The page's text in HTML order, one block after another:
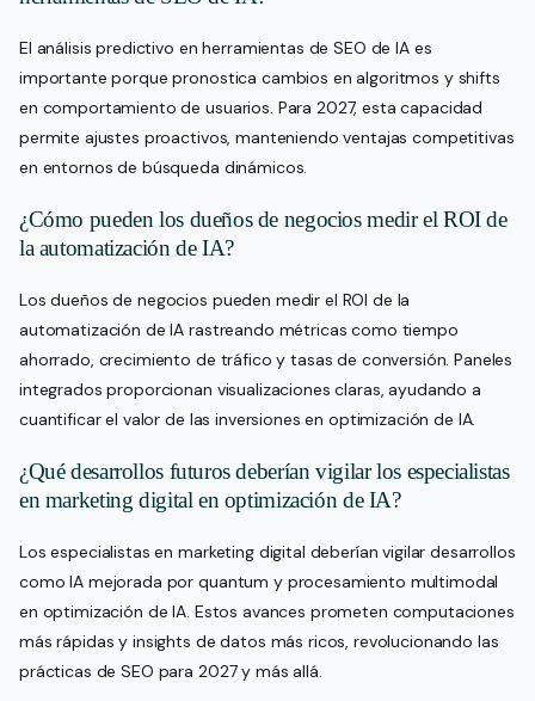
El análisis predictivo en herramientas de SEO de IA es
importante porque pronostica cambios en algoritmos y shifts
en comportamiento de usuarios. Para 2027, esta capacidad
permite ajustes proactivos, manteniendo ventajas competitivas
en entornos de búsqueda dinámicos.
¿Cómo pueden los dueños de negocios medir el ROI de
la automatización de IA?
Los dueños de negocios pueden medir el ROI de la
automatización de IA rastreando métricas como tiempo
ahorrado, crecimiento de tráfico y tasas de conversión. Paneles
integrados proporcionan visualizaciones claras, ayudando a
cuantificar el valor de las inversiones en optimización de IA.
¿Qué desarrollos futuros deberían vigilar los especialistas
en marketing digital en optimización de IA?
Los especialistas en marketing digital deberían vigilar desarrollos
como IA mejorada por quantum y procesamiento multimodal
en optimización de IA. Estos avances prometen computaciones
más rápidas y insights de datos más ricos, revolucionando las
prácticas de SEO para 2027 y más allá.